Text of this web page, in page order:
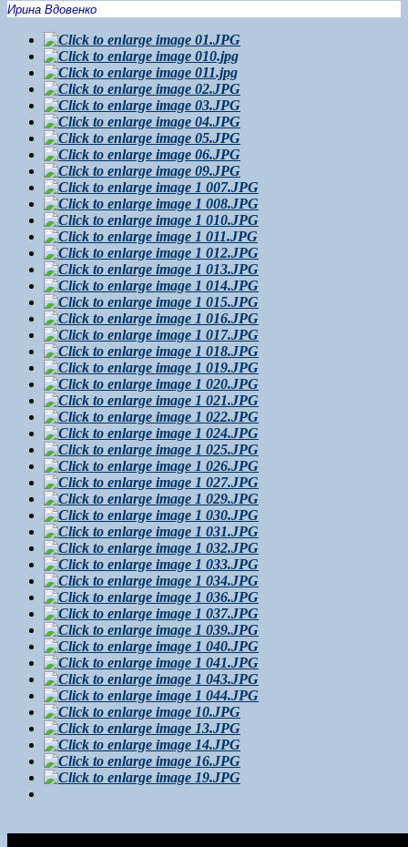
Ирина Вдовенко